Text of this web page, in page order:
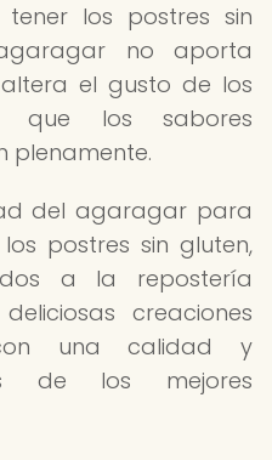
los postres sin
no aporta
el gusto de los
que los sabores
plenamente.
del agaragar para
postres sin gluten,
a la repostería
creaciones
una calidad y
de los mejores